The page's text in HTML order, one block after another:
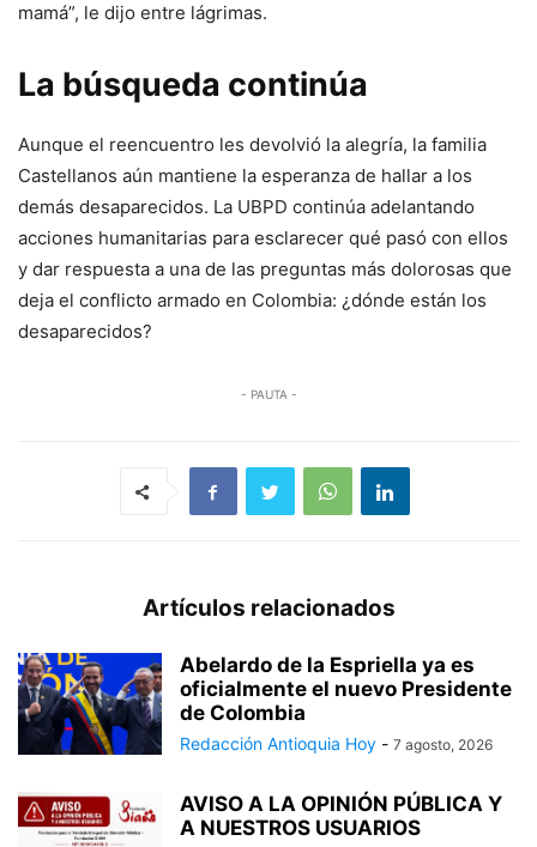
mamá”, le dijo entre lágrimas.
La búsqueda continúa
Aunque el reencuentro les devolvió la alegría, la familia
Castellanos aún mantiene la esperanza de hallar a los
demás desaparecidos. La UBPD continúa adelantando
acciones humanitarias para esclarecer qué pasó con ellos
y dar respuesta a una de las preguntas más dolorosas que
deja el conflicto armado en Colombia: ¿dónde están los
desaparecidos?
- PAUTA -
Artículos relacionados
Abelardo de la Espriella ya es
oficialmente el nuevo Presidente
de Colombia
Redacción Antioquia Hoy - 7 agosto, 2026
AVISO A LA OPINIÓN PÚBLICA Y
A NUESTROS USUARIOS